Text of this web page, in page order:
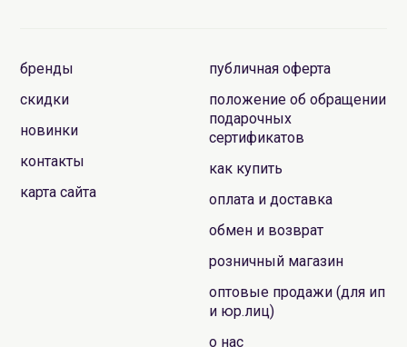
бренды
скидки
новинки
контакты
карта сайта
публичная оферта
положение об обращении
подарочных
сертификатов
как купить
оплата и доставка
обмен и возврат
розничный магазин
оптовые продажи (для ип
и юр.лиц)
о нас